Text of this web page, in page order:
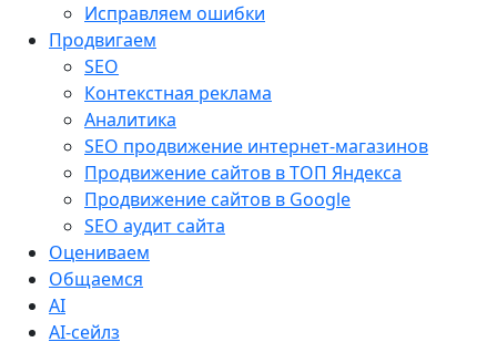
Исправляем ошибки
Продвигаем
SEO
Контекстная реклама
Аналитика
SEO продвижение интернет-магазинов
Продвижение сайтов в ТОП Яндекса
Продвижение сайтов в Google
SEO аудит сайта
Оцениваем
Общаемся
AI
AI-сейлз